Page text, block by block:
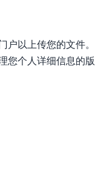
户以上传您的文件。
您个人详细信息的版